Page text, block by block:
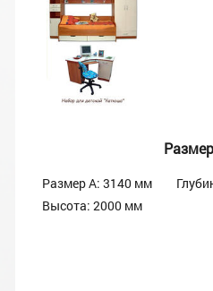
Размер А: 3140 мм
Высота: 2000 мм